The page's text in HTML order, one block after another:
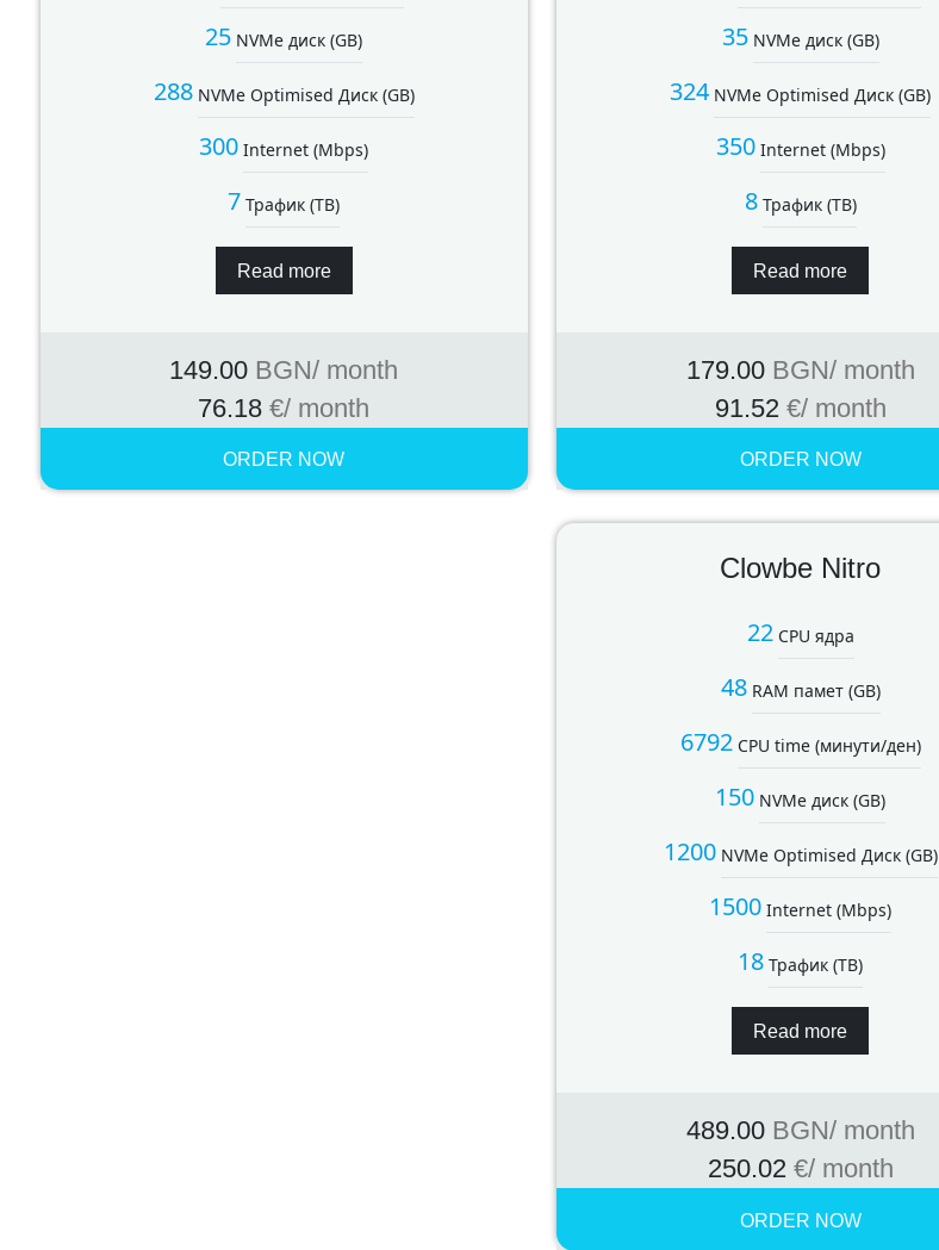
25 NVMe диск (GB)
288 NVMe Optimised Диск (GB)
300 Internet (Mbps)
7 Трафик (TB)
Read more
149.00 BGN/ month
76.18 €/ month
ORDER NOW
35 NVMe диск (GB)
324 NVMe Optimised Диск (GB)
350 Internet (Mbps)
8 Трафик (TB)
Read more
179.00BGN/ month
91.52 €/ month
ORDER NOW
Clowbe Nitro
22 CPU ядра
48 RAM памет (GB)
6792 CPU time (минути/ден)
150 NVMe диск (GB)
1200 NVMe Optimised Диск (GB)
1500 Internet (Mbps)
18 Трафик (TB)
Read more
489.00BGN/ month
250.02€/ month
ORDER NOW